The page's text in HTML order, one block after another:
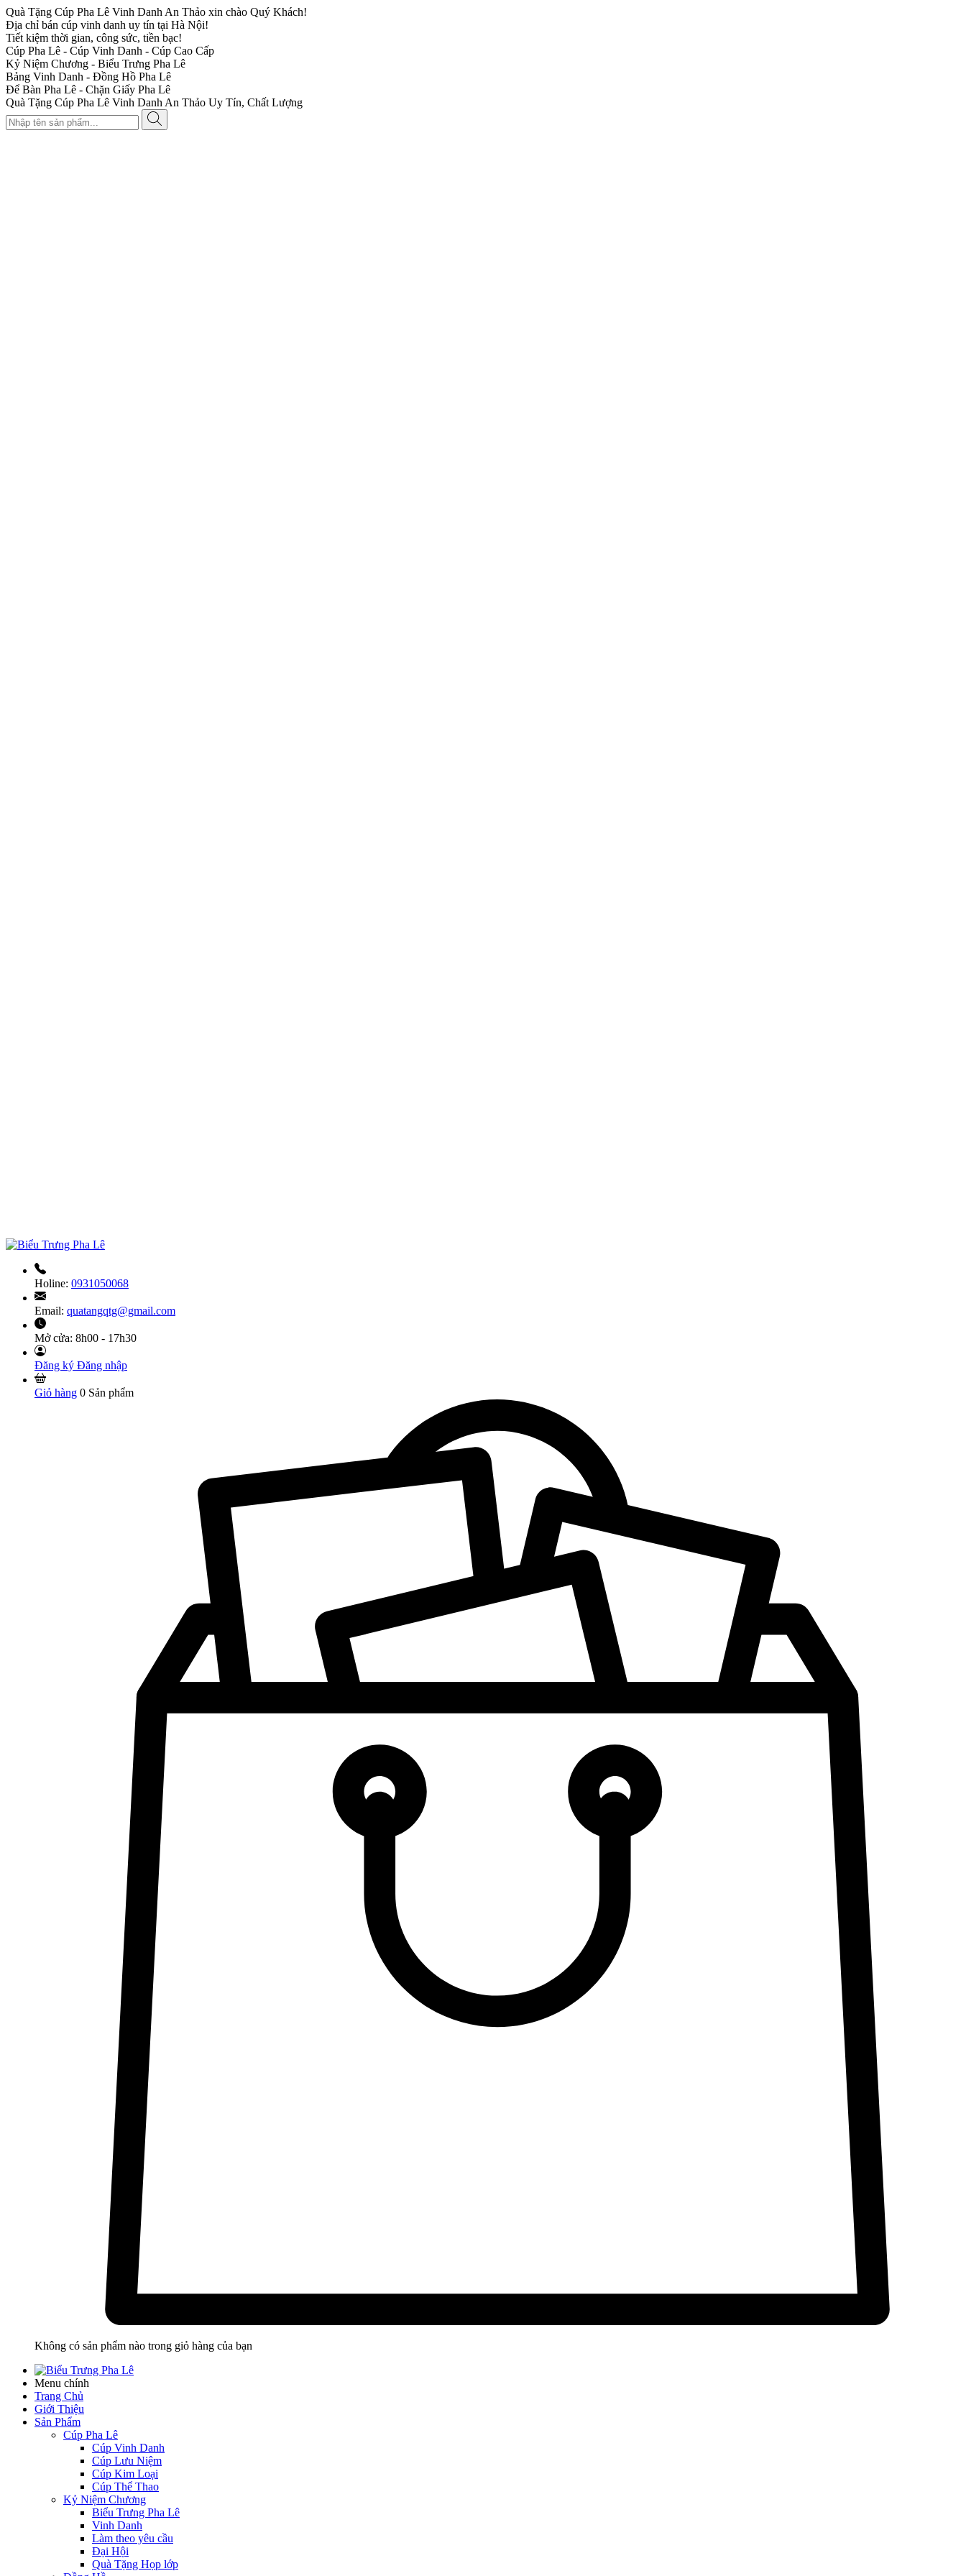
Quà Tặng Cúp Pha Lê Vinh Danh An Thảo xin chào Quý Khách!
Địa chỉ bán cúp vinh danh uy tín tại Hà Nội!
Tiết kiệm thời gian, công sức, tiền bạc!
Cúp Pha Lê - Cúp Vinh Danh - Cúp Cao Cấp
Kỷ Niệm Chương - Biểu Trưng Pha Lê
Bảng Vinh Danh - Đồng Hồ Pha Lê
Để Bàn Pha Lê - Chặn Giấy Pha Lê
Quà Tặng Cúp Pha Lê Vinh Danh An Thảo Uy Tín, Chất Lượng
Holine: 0931050068
Email: quatangqtg@gmail.com
Mở cửa: 8h00 - 17h30
Đăng ký Đăng nhập
Giỏ hàng 0 Sản phẩm
Không có sản phẩm nào trong giỏ hàng của bạn
Menu chính
Trang Chủ
Giới Thiệu
Sản Phẩm
Cúp Pha Lê
Cúp Vinh Danh
Cúp Lưu Niệm
Cúp Kim Loại
Cúp Thể Thao
Kỷ Niệm Chương
Biểu Trưng Pha Lê
Vinh Danh
Làm theo yêu cầu
Đại Hội
Quà Tặng Họp lớp